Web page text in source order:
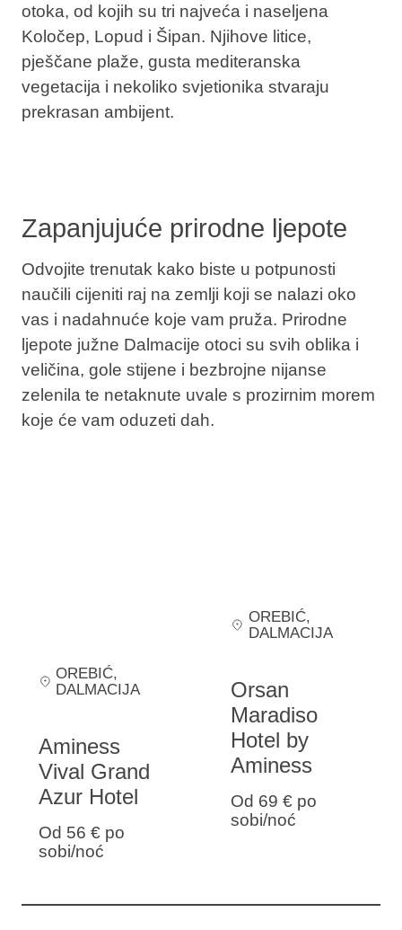
otoka, od kojih su tri najveća i naseljena
Koločep, Lopud i Šipan. Njihove litice,
pješčane plaže, gusta mediteranska
vegetacija i nekoliko svjetionika stvaraju
prekrasan ambijent.
Zapanjujuće prirodne ljepote
Odvojite trenutak kako biste u potpunosti
naučili cijeniti raj na zemlji koji se nalazi oko
vas i nadahnuće koje vam pruža. Prirodne
ljepote južne Dalmacije otoci su svih oblika i
veličina, gole stijene i bezbrojne nijanse
zelenila te netaknute uvale s prozirnim morem
koje će vam oduzeti dah.
OREBIĆ,
DALMACIJA
Aminess
Vival Grand
Azur Hotel
Od 56 € po
sobi/noć
OREBIĆ,
DALMACIJA
Orsan
Maradiso
Hotel by
Aminess
Od 69 € po
sobi/noć